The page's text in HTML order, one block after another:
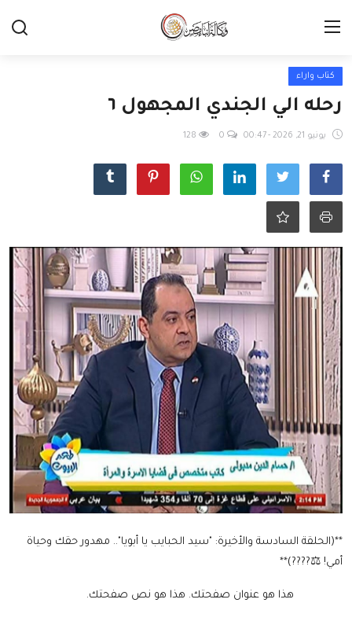
كتاب واراء
رحله الي الجندي المجهول ٦
يونيو 21, 2026 - 00:47
**(الحلقة السادسة والأخيرة: "سيد الحبايب يا أبويا".. مهدور حقك وحياة
أمي! ⚖️????)**
هذا هو عنوان صفحتك. هذا هو نص صفحتك.